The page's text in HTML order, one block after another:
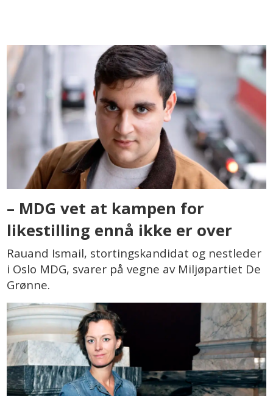
– MDG vet at kampen for
likestilling ennå ikke er over
Rauand Ismail, stortingskandidat og nestleder
i Oslo MDG, svarer på vegne av Miljøpartiet De
Grønne.